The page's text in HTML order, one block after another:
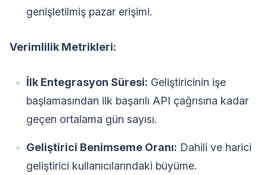
genişletilmiş pazar erişimi.
Verimlilik Metrikleri:
İlk Entegrasyon Süresi: Geliştiricinin işe
başlamasından ilk başarılı API çağrısına kadar
geçen ortalama gün sayısı.
Geliştirici Benimseme Oranı: Dahili ve harici
geliştirici kullanıcılarındaki büyüme.